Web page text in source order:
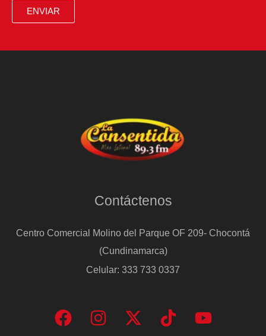
ENVIAR
Contáctenos
Centro Comercial Molino del Parque OF 209- Chocontá
(Cundinamarca)
Celular: 333 733 0337